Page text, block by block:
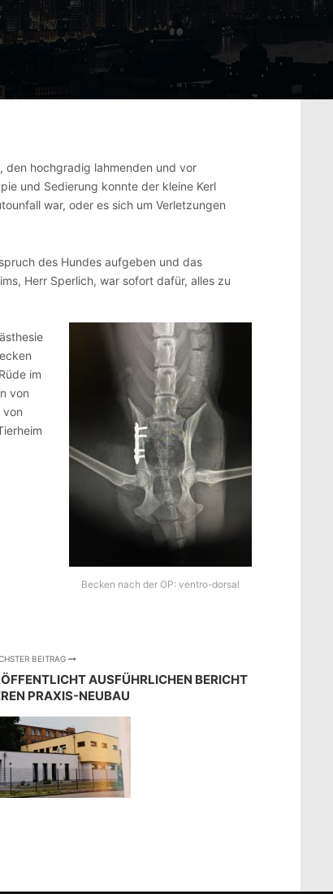
den hochgradig lahmenden und vor
und Sedierung konnte der kleine Kerl
war, oder es sich um Verletzungen
des Hundes aufgeben und das
Herr Sperlich, war sofort dafür, alles zu
Becken nach der OP: ventro-dorsal
im
von
von
BEITRAG
AUSFÜHRLICHEN BERICHT
PRAXIS-NEUBAU